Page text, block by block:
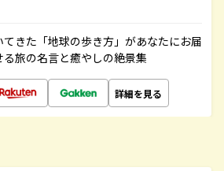
きた「地球の歩き方」があなたにお届
旅の名言と癒やしの絶景集
詳細を見る